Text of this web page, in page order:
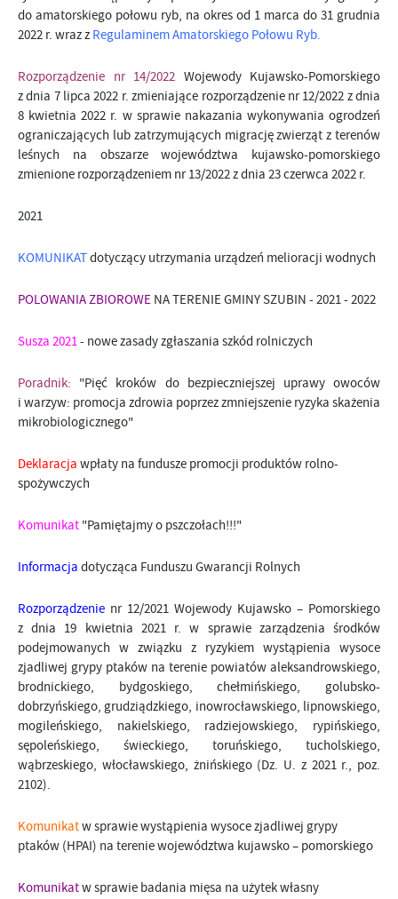
do amatorskiego połowu ryb, na okres od 1 marca do 31 grudnia
2022 r. wraz z Regulaminem Amatorskiego Połowu Ryb.
Rozporządzenie nr 14/2022 Wojewody Kujawsko-Pomorskiego
z dnia 7 lipca 2022 r. zmieniające rozporządzenie nr 12/2022 z dnia
8 kwietnia 2022 r. w sprawie nakazania wykonywania ogrodzeń
ograniczających lub zatrzymujących migrację zwierząt z terenów
leśnych na obszarze województwa kujawsko-pomorskiego
zmienione rozporządzeniem nr 13/2022 z dnia 23 czerwca 2022 r.
2021
KOMUNIKATdotyczący utrzymania urządzeń melioracji wodnych
POLOWANIA ZBIOROWE NA TERENIE GMINY SZUBIN - 2021 - 2022
Susza 2021- nowe zasady zgłaszania szkód rolniczych
Poradnik: "Pięć kroków do bezpieczniejszej uprawy owoców
i warzyw: promocja zdrowia poprzez zmniejszenie ryzyka skażenia
mikrobiologicznego"
Deklaracja wpłaty na fundusze promocji produktów rolno-
spożywczych
Komunikat "Pamiętajmy o pszczołach!!!"
Informacja dotycząca Funduszu Gwarancji Rolnych
Rozporządzenie nr 12/2021 Wojewody Kujawsko – Pomorskiego
z dnia 19 kwietnia 2021 r.w sprawie zarządzenia środków
podejmowanych w związku z ryzykiem wystąpienia wysoce
zjadliwej grypy ptaków na terenie powiatów aleksandrowskiego,
brodnickiego, bydgoskiego, chełmińskiego, golubsko-
dobrzyńskiego, grudziądzkiego, inowrocławskiego, lipnowskiego,
mogileńskiego, nakielskiego, radziejowskiego, rypińskiego,
sępoleńskiego, świeckiego, toruńskiego, tucholskiego,
wąbrzeskiego, włocławskiego, żnińskiego (Dz. U. z 2021 r., poz.
2102).
Komunikatw sprawie wystąpienia wysoce zjadliwej grypy
ptaków (HPAI) na terenie województwa kujawsko – pomorskiego
Komunikatw sprawie badania mięsa na użytek własny